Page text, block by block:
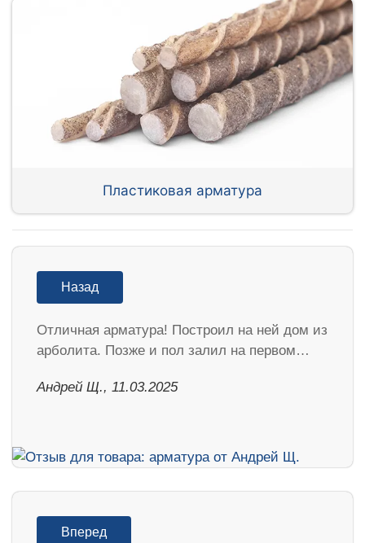
Пластиковая арматура
Назад
Отличная арматура! Построил на ней дом из
арболита. Позже и пол залил на первом…
Андрей Щ., 11.03.2025
Вперед